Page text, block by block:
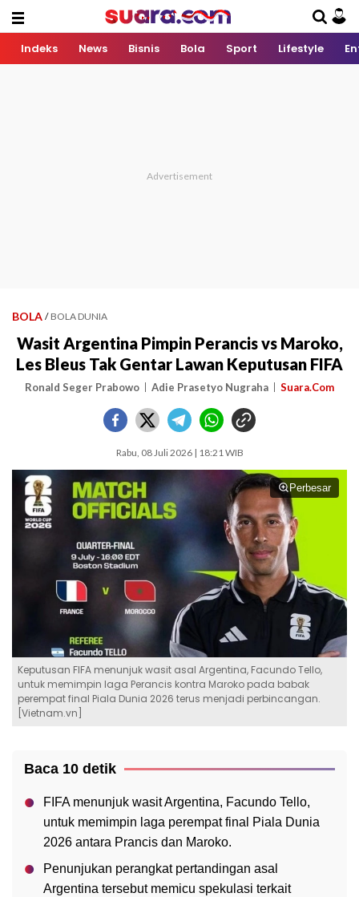
Indeks News Bisnis Bola Sport Lifestyle
BOLA / BOLA DUNIA
Wasit Argentina Pimpin Perancis vs Maroko,
Les Bleus Tak Gentar Lawan Keputusan FIFA
Ronald Seger Prabowo Adie Prasetyo Nugraha Suara.Com
Rabu, 08 Juli 2026 | 18:21 WIB
Perbesar
Keputusan FIFA menunjuk wasit asal Argentina, Facundo Tello,
untuk memimpin laga Perancis kontra Maroko pada babak
perempat final Piala Dunia 2026 terus menjadi perbincangan.
[Vietnam.vn]
Baca 10 detik
FIFA menunjuk wasit Argentina, Facundo Tello,
untuk memimpin laga perempat final Piala Dunia
2026 antara Prancis dan Maroko.
Penunjukan perangkat pertandingan asal
Argentina tersebut memicu spekulasi terkait